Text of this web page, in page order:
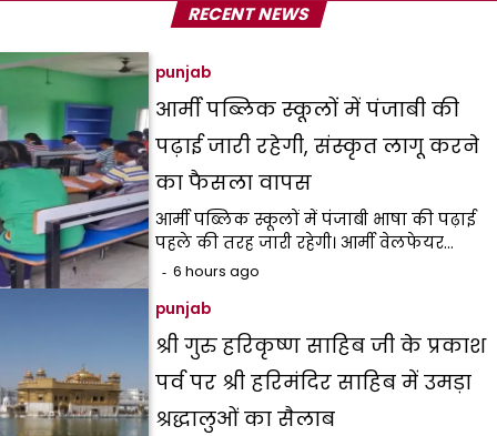
RECENT NEWS
punjab
आर्मी पब्लिक स्कूलों में पंजाबी की
पढ़ाई जारी रहेगी, संस्कृत लागू करने
का फैसला वापस
आर्मी पब्लिक स्कूलों में पंजाबी भाषा की पढ़ाई
पहले की तरह जारी रहेगी। आर्मी वेलफेयर…
6 hours ago
punjab
श्री गुरु हरिकृष्ण साहिब जी के प्रकाश
पर्व पर श्री हरिमंदिर साहिब में उमड़ा
श्रद्धालुओं का सैलाब